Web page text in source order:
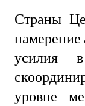
Страны
намерение
усилия
уровне